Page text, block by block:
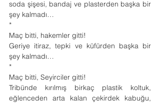
soda şişesi, bandaj ve plasterden başka bir
şey kalmadı…
*
Maç bitti, hakemler gitti!
Geriye itiraz, tepki ve küfürden başka bir
şey kalmadı…
*
Maç bitti, Seyirciler gitti!
Tribünde kırılmış birkaç plastik koltuk,
eğlenceden arta kalan çekirdek kabuğu,